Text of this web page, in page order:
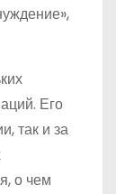
Его
так и за
о чем